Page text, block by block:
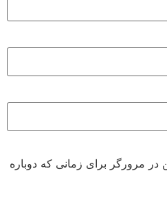
در مرورگر برای زمانی که دوباره